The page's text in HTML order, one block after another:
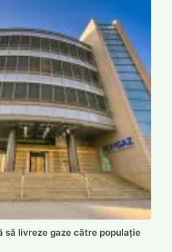
să livreze gaze către populație